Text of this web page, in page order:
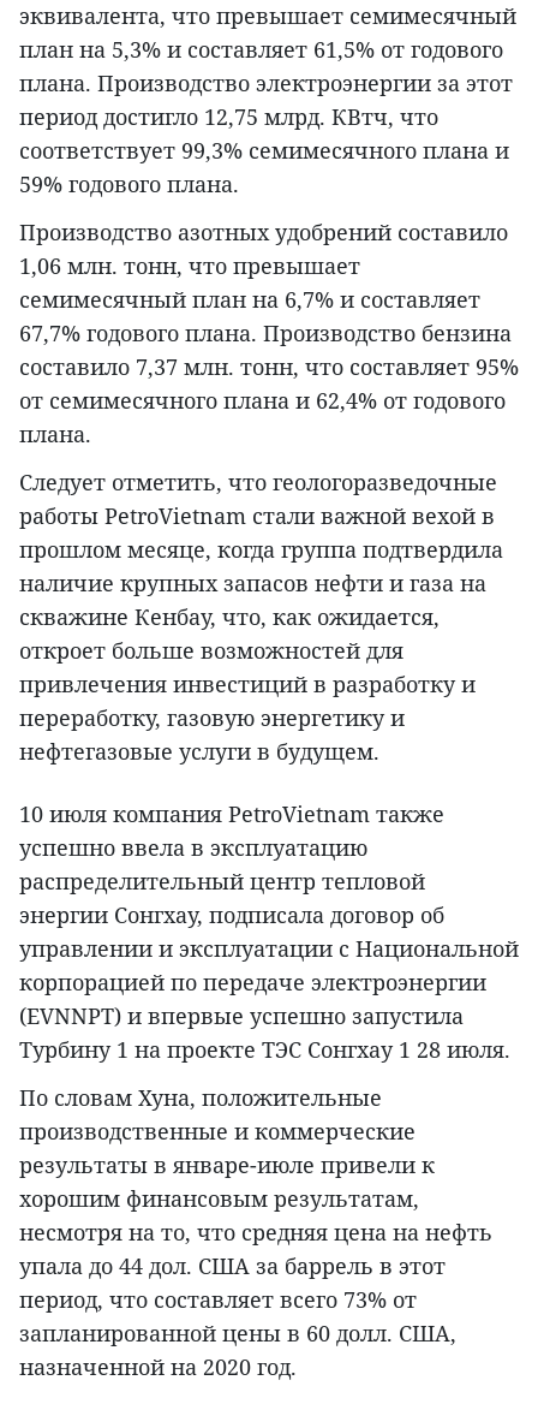
эквивалента, что превышает семимесячный
план на 5,3% и составляет 61,5% от годового
плана. Производство электроэнергии за этот
период достигло 12,75 млрд. КВтч, что
соответствует 99,3% семимесячного плана и
59% годового плана.
Производство азотных удобрений составило
1,06 млн. тонн, что превышает
семимесячный план на 6,7% и составляет
67,7% годового плана. Производство бензина
составило 7,37 млн. тонн, что составляет 95%
от семимесячного плана и 62,4% от годового
плана.
Следует отметить, что геологоразведочные
работы PetroVietnam стали важной вехой в
прошлом месяце, когда группа подтвердила
наличие крупных запасов нефти и газа на
скважине Кенбау, что, как ожидается,
откроет больше возможностей для
привлечения инвестиций в разработку и
переработку, газовую энергетику и
нефтегазовые услуги в будущем.
10 июля компания PetroVietnam также
успешно ввела в эксплуатацию
распределительный центр тепловой
энергии Сонгхау, подписала договор об
управлении и эксплуатации с Национальной
корпорацией по передаче электроэнергии
(EVNNPT) и впервые успешно запустила
Турбину 1 на проекте ТЭС Сонгхау 1 28 июля.
По словам Хуна, положительные
производственные и коммерческие
результаты в январе-июле привели к
хорошим финансовым результатам,
несмотря на то, что средняя цена на нефть
упала до 44 дол. США за баррель в этот
период, что составляет всего 73% от
запланированной цены в 60 долл. США,
назначенной на 2020 год.